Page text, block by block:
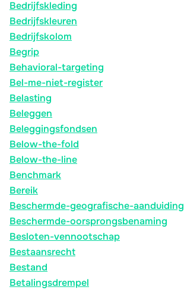
Bedrijfskleding
Bedrijfskleuren
Bedrijfskolom
Begrip
Behavioral-targeting
Bel-me-niet-register
Belasting
Beleggen
Beleggingsfondsen
Below-the-fold
Below-the-line
Benchmark
Bereik
Beschermde-geografische-aanduiding
Beschermde-oorsprongsbenaming
Besloten-vennootschap
Bestaansrecht
Bestand
Betalingsdrempel